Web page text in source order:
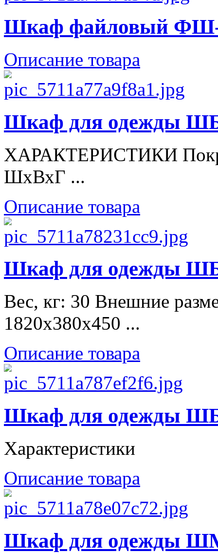
Шкаф файловый
Описание товара
Шкаф для одежды
ХАРАКТЕРИСТИКИ
ШхВхГ ...
Описание товара
Шкаф для одежды
Вес, кг: 30 Внешние
1820x380x450 ...
Описание товара
Шкаф для одежды
Характеристики
Описание товара
Шкаф для одежды